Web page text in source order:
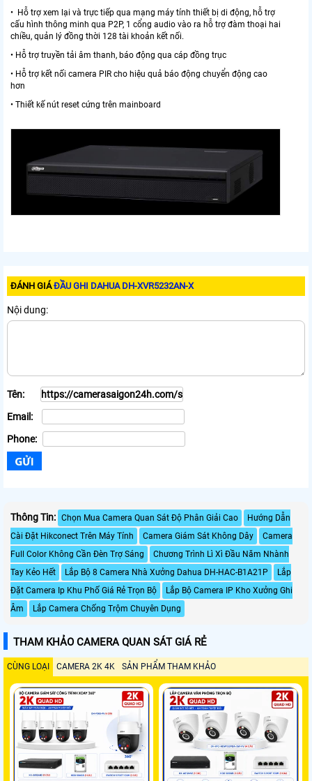
• Hỗ trợ xem lại và trực tiếp qua mạng máy tính thiết bị di động, hỗ trợ
cấu hình thông minh qua P2P, 1 cổng audio vào ra hỗ trợ đàm thoại hai
chiều, quản lý đồng thời 128 tài khoản kết nối.
• Hỗ trợ truyền tải âm thanh, báo động qua cáp đồng trục
• Hỗ trợ kết nối camera PIR cho hiệu quả báo động chuyển động cao
hơn
• Thiết kế nút reset cứng trên mainboard
ĐÁNH GIÁĐẦU GHI DAHUA DH-XVR5232AN-X
Nội dung:
Tên:
Email:
Phone:
Thông Tin: Chọn Mua Camera Quan Sát Độ Phân Giải Cao
Hướng Dẫn
Cài Đặt Hikconect Trên Máy Tính
Camera Giám Sát Không Dây
Camera
Full Color Không Cần Đèn Trợ Sáng
Chương Trình Lì Xì Đầu Năm Nhành
Tay Kẻo Hết
Lắp Bộ 8 Camera Nhà Xưởng Dahua DH-HAC-B1A21P
Lắp
Đặt Camera Ip Khu Phố Giá Rẻ Trọn Bộ
Lắp Bộ Camera IP Kho Xưởng Ghi
Âm
Lắp Camera Chống Trộm Chuyên Dụng
THAM KHẢO CAMERA QUAN SÁT GIÁ RẺ
CÙNG LOẠI CAMERA 2K 4K SẢN PHẨM THAM KHẢO